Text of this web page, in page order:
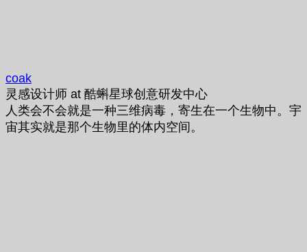
coak
灵感设计师 at 酷蝌星球创意研发中心
人类会不会就是一种三维病毒，寄生在一个生物中。宇
宙其实就是那个生物里的体内空间。